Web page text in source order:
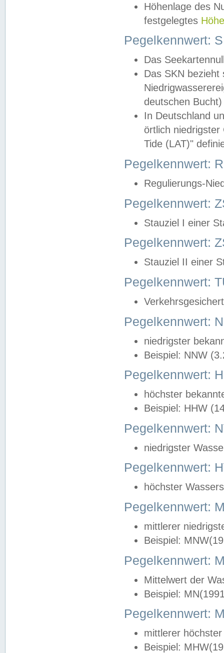
Höhenlage des
festgelegtes
Pegelkennwert:
Das
Das SKN
deutschen
In Deutschland
örtlich
Tide (LAT)"
Pegelkennwert:
Regulierungs-
Pegelkennwert:
Stauziel I einer
Pegelkennwert:
Stauziel II einer
Pegelkennwert:
Pegelkennwert:
niedrigster
Beispiel: NNW
Pegelkennwert:
höchster
Beispiel: HHW
Pegelkennwert:
niedrigster
Pegelkennwert:
höchster
Pegelkennwert:
mittlerer
Beispiel:
Pegelkennwert:
Mittelwert der
Beispiel:
Pegelkennwert:
mittlerer
Beispiel: